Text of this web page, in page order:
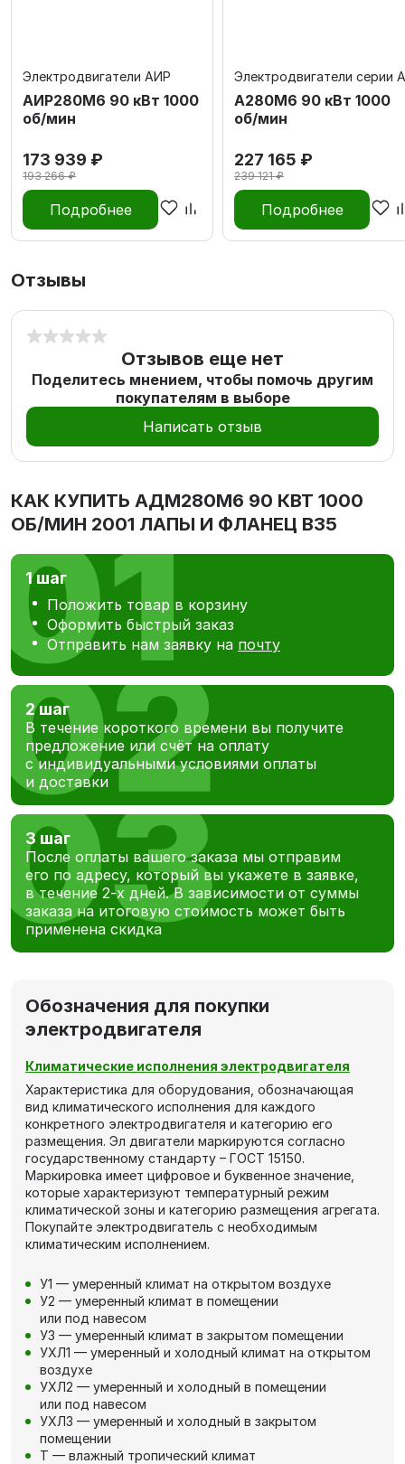
Электродвигатели АИР
АИР280М6 90 кВт 1000
об/мин
173 939 ₽
193 266 ₽
Подробнее
Электродвигатели серии А
А280M6 90 кВт 1000
об/мин
227 165 ₽
239 121 ₽
Подробнее
Отзывы
Отзывов еще нет
Поделитесь мнением, чтобы помочь другим
покупателям в выборе
Написать отзыв
КАК КУПИТЬ АДМ280М6 90 КВТ 1000
ОБ/МИН 2001 ЛАПЫ И ФЛАНЕЦ В35
1 шаг
Положить товар в корзину
Оформить быстрый заказ
Отправить нам заявку на почту
2 шаг
В течение короткого времени вы получите
предложение или счёт на оплату
с индивидуальными условиями оплаты
и доставки
3 шаг
После оплаты вашего заказа мы отправим
его по адресу, который вы укажете в заявке,
в течение 2-х дней. В зависимости от суммы
заказа на итоговую стоимость может быть
применена скидка
Обозначения для покупки
электродвигателя
Климатические исполнения электродвигателя
Характеристика для оборудования, обозначающая
вид климатического исполнения для каждого
конкретного электродвигателя и категорию его
размещения. Эл двигатели маркируются согласно
государственному стандарту – ГОСТ 15150.
Маркировка имеет цифровое и буквенное значение,
которые характеризуют температурный режим
климатической зоны и категорию размещения агрегата.
Покупайте электродвигатель с необходимым
климатическим исполнением.
У1 — умеренный климат на открытом воздухе
У2 — умеренный климат в помещении
или под навесом
У3 — умеренный климат в закрытом помещении
УХЛ1 — умеренный и холодный климат на открытом
воздухе
УХЛ2 — умеренный и холодный в помещении
или под навесом
УХЛ3 — умеренный и холодный в закрытом
помещении
Т — влажный тропический климат